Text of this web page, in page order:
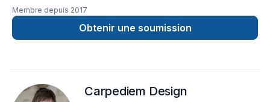
Membre depuis 2017
Obtenir une soumission
Carpediem Design